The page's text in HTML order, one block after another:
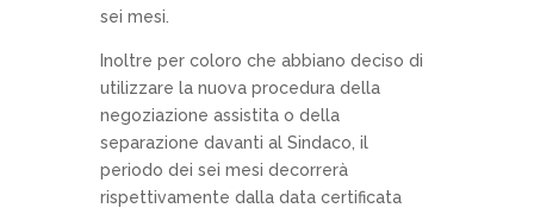
sei mesi.
Inoltre per coloro che abbiano deciso di
utilizzare la nuova procedura della
negoziazione assistita o della
separazione davanti al Sindaco, il
periodo dei sei mesi decorrerà
rispettivamente dalla data certificata